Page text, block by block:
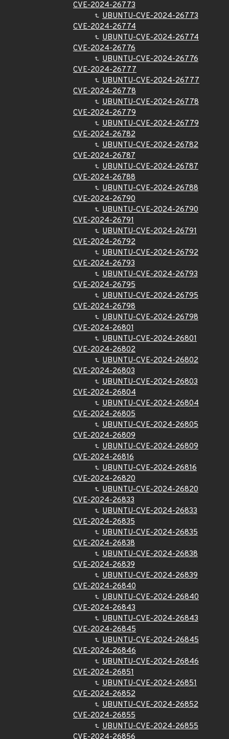
CVE-2024-26773
UBUNTU-CVE-2024-26773
CVE-2024-26774
UBUNTU-CVE-2024-26774
CVE-2024-26776
UBUNTU-CVE-2024-26776
CVE-2024-26777
UBUNTU-CVE-2024-26777
CVE-2024-26778
UBUNTU-CVE-2024-26778
CVE-2024-26779
UBUNTU-CVE-2024-26779
CVE-2024-26782
UBUNTU-CVE-2024-26782
CVE-2024-26787
UBUNTU-CVE-2024-26787
CVE-2024-26788
UBUNTU-CVE-2024-26788
CVE-2024-26790
UBUNTU-CVE-2024-26790
CVE-2024-26791
UBUNTU-CVE-2024-26791
CVE-2024-26792
UBUNTU-CVE-2024-26792
CVE-2024-26793
UBUNTU-CVE-2024-26793
CVE-2024-26795
UBUNTU-CVE-2024-26795
CVE-2024-26798
UBUNTU-CVE-2024-26798
CVE-2024-26801
UBUNTU-CVE-2024-26801
CVE-2024-26802
UBUNTU-CVE-2024-26802
CVE-2024-26803
UBUNTU-CVE-2024-26803
CVE-2024-26804
UBUNTU-CVE-2024-26804
CVE-2024-26805
UBUNTU-CVE-2024-26805
CVE-2024-26809
UBUNTU-CVE-2024-26809
CVE-2024-26816
UBUNTU-CVE-2024-26816
CVE-2024-26820
UBUNTU-CVE-2024-26820
CVE-2024-26833
UBUNTU-CVE-2024-26833
CVE-2024-26835
UBUNTU-CVE-2024-26835
CVE-2024-26838
UBUNTU-CVE-2024-26838
CVE-2024-26839
UBUNTU-CVE-2024-26839
CVE-2024-26840
UBUNTU-CVE-2024-26840
CVE-2024-26843
UBUNTU-CVE-2024-26843
CVE-2024-26845
UBUNTU-CVE-2024-26845
CVE-2024-26846
UBUNTU-CVE-2024-26846
CVE-2024-26851
UBUNTU-CVE-2024-26851
CVE-2024-26852
UBUNTU-CVE-2024-26852
CVE-2024-26855
UBUNTU-CVE-2024-26855